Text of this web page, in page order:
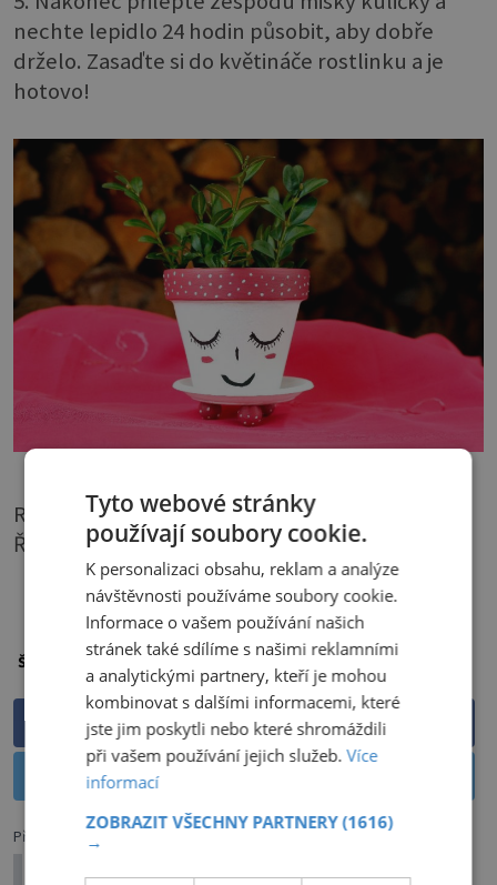
nechte lepidlo 24 hodin působit, aby dobře
drželo. Zasaďte si do květináče rostlinku a je
hotovo!
Realizace: Zuzana Řeřichová, Foto: Michaela
Říhová (fotoatelier.cz)
PŘEHRÁT ČLÁNEK
Štítky: dekorace květináče zdobení
Sdílet na Facebooku
Předchozí článek
Tyto webové stránky
používají soubory cookie.
K personalizaci obsahu, reklam a analýze
návštěvnosti používáme soubory cookie.
Informace o vašem používání našich
stránek také sdílíme s našimi reklamními
a analytickými partnery, kteří je mohou
kombinovat s dalšími informacemi, které
jste jim poskytli nebo které shromáždili
při vašem používání jejich služeb.Více
informací
ZOBRAZIT VŠECHNY PARTNERY(1616)
→